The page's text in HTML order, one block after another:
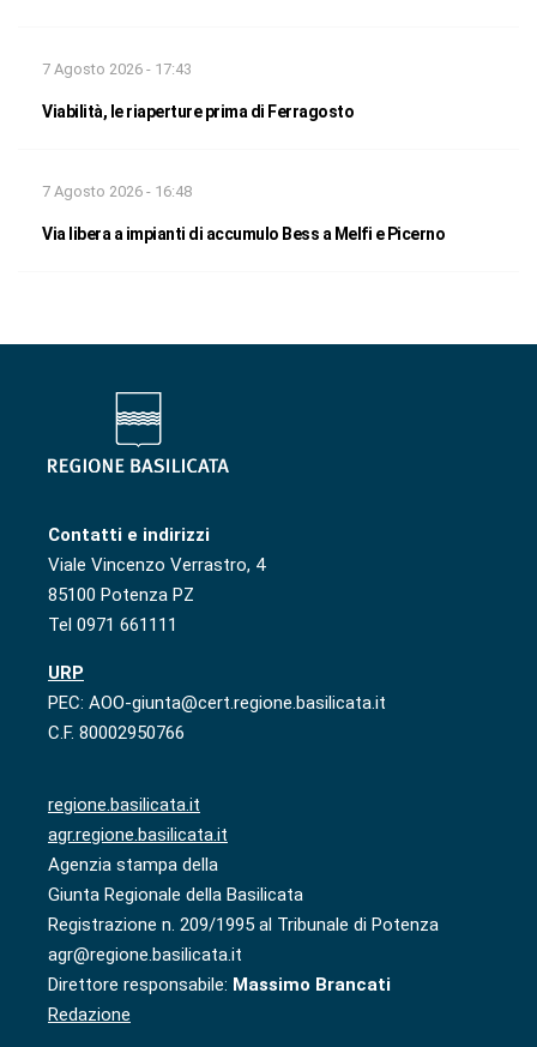
7 Agosto 2026 - 17:43
Viabilità, le riaperture prima di Ferragosto
7 Agosto 2026 - 16:48
Via libera a impianti di accumulo Bess a Melfi e Picerno
Contatti e indirizzi
Viale Vincenzo Verrastro, 4
85100 Potenza PZ
Tel 0971 661111
URP
PEC: AOO-giunta@cert.regione.basilicata.it
C.F. 80002950766
regione.basilicata.it
agr.regione.basilicata.it
Agenzia stampa della
Giunta Regionale della Basilicata
Registrazione n. 209/1995 al Tribunale di Potenza
agr@regione.basilicata.it
Direttore responsabile: Massimo Brancati
Redazione